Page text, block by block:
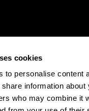
cookies
to personalise content
information
who may combine it
detectar alteraciones y
por un profesional
completo). CogniFit
teniendo en cuenta
puede ser utilizado para
apropiados conforme al
inferiores a las requeridas